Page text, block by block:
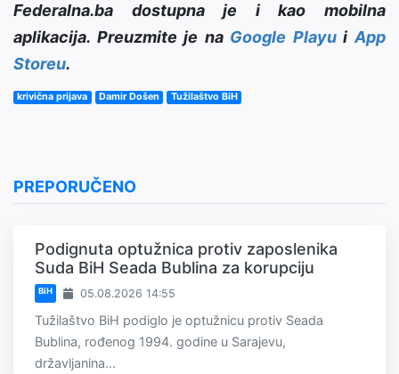
Federalna.ba dostupna je i kao mobilna
aplikacija. Preuzmite je na Google PlayuiApp
Storeu.
krivična prijava Damir Došen Tužilaštvo BiH
PREPORUČENO
Podignuta optužnica protiv zaposlenika
Suda BiH Seada Bublina za korupciju
BiH 05.08.2026 14:55
Tužilaštvo BiH podiglo je optužnicu protiv Seada
Bublina, rođenog 1994. godine u Sarajevu,
državljanina...